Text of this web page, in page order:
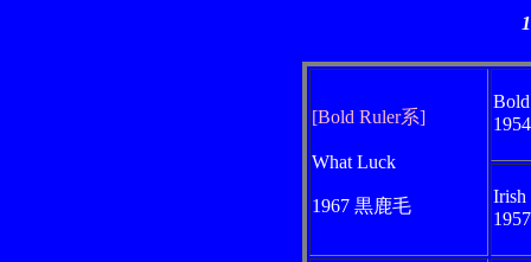
[Bold Ruler系]
What Luck
1967 黒鹿毛
Irish